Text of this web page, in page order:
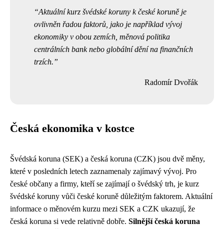
Aktuální kurz švédské koruny k české koruně je
ovlivněn řadou faktorů, jako je například vývoj
ekonomiky v obou zemích, měnová politika
centrálních bank nebo globální dění na finančních
trzích.
Radomír Dvořák
Česká ekonomika v kostce
Švédská koruna (SEK) a česká koruna (CZK) jsou dvě měny,
které v posledních letech zaznamenaly zajímavý vývoj. Pro
české občany a firmy, kteří se zajímají o švédský trh, je kurz
švédské koruny vůči české koruně důležitým faktorem. Aktuální
informace o měnovém kurzu mezi SEK a CZK ukazují, že
česká koruna si vede relativně dobře. Silnější česká koruna